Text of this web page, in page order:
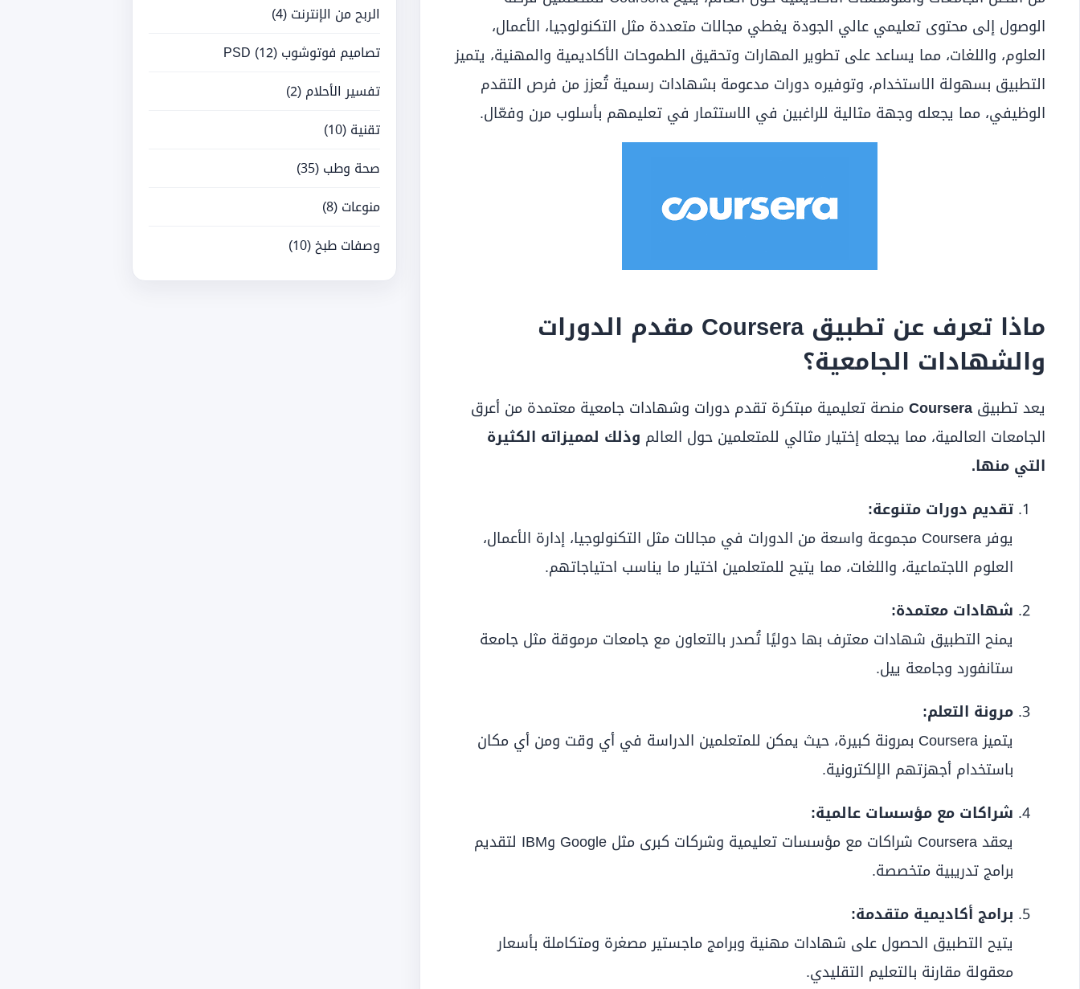
الوصول إلى محتوى تعليمي عالي الجودة يغطي مجالات متعددة مثل التكنولوجيا، الأعمال،
العلوم، واللغات، مما يساعد على تطوير المهارات وتحقيق الطموحات الأكاديمية والمهنية، يتميز
التطبيق بسهولة الاستخدام، وتوفيره دورات مدعومة بشهادات رسمية تُعزز من فرص التقدم
الوظيفي، مما يجعله وجهة مثالية للراغبين في الاستثمار في تعليمهم بأسلوب مرن وفعّال.
ماذا تعرف عن تطبيق Coursera مقدم الدورات
والشهادات الجامعية؟
يعد تطبيق Courseraمنصة تعليمية مبتكرة تقدم دورات وشهادات جامعية معتمدة من أعرق
الجامعات العالمية، مما يجعله إختيار مثالي للمتعلمين حول العالم وذلك لمميزاته الكثيرة
التي منها.
تقديم دورات متنوعة:
يوفر Coursera مجموعة واسعة من الدورات في مجالات مثل التكنولوجيا، إدارة الأعمال،
العلوم الاجتماعية، واللغات، مما يتيح للمتعلمين اختيار ما يناسب احتياجاتهم.
شهادات معتمدة:
يمنح التطبيق شهادات معترف بها دوليًا تُصدر بالتعاون مع جامعات مرموقة مثل جامعة
ستانفورد وجامعة ييل.
مرونة التعلم:
يتميز Coursera بمرونة كبيرة، حيث يمكن للمتعلمين الدراسة في أي وقت ومن أي مكان
باستخدام أجهزتهم الإلكترونية.
شراكات مع مؤسسات عالمية:
يعقد Coursera شراكات مع مؤسسات تعليمية وشركات كبرى مثل Google وIBM لتقديم
برامج تدريبية متخصصة.
برامج أكاديمية متقدمة:
يتيح التطبيق الحصول على شهادات مهنية وبرامج ماجستير مصغرة ومتكاملة بأسعار
معقولة مقارنة بالتعليم التقليدي.
الربح من الإنترنت(4)
تصاميم فوتوشوب PSD(12)
تفسير الأحلام(2)
تقنية(10)
صحة وطب(35)
منوعات(8)
وصفات طبخ(10)